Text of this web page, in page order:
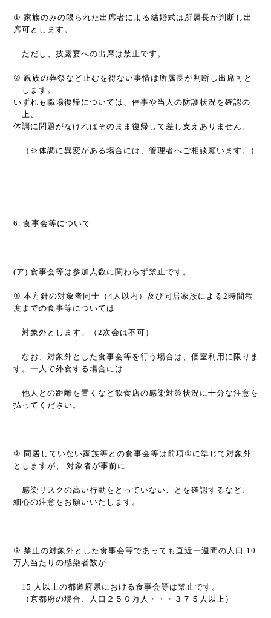
① 家族のみの限られた出席者による結婚式は所属⻑が判断し出
席可とします。
ただし、披露宴への出席は禁止です。
② 親族の葬祭など止むを得ない事情は所属⻑が判断し出席可と
します。
いずれも職場復帰については、催事や当人の防護状況を確認の
上、
体調に問題がなければそのまま復帰して差し支えありません。
（※体調に異変がある場合には、管理者へご相談願います。）
6. 食事会等について
(ア) 食事会等は参加人数に関わらず禁止です。
① 本方針の対象者同士（ 4 人以内）及び同居家族による2時間程
度までの食事等については
対象外とします。（ 2次会は不可）
なお、対象外とした食事会等を行う場合は、個室利用に限りま
す。一人で外食する場合には
他人との距離を置くなど飲食店の感染対策状況に十分な注意を
払ってください。
② 同居していない家族等との食事会等は前項① に準じて対象外
としますが、 対象者が事前に
感染リスクの高い行動をとっていないことを確認するなど、
細心の注意をお願いいたします。
③ 禁止の対象外とした食事会等であっても直近一週間の人口 10
万人当たりの感染者数が
15 人以上の都道府県における食事会等は禁止です。
（京都府の場合、人口２５０万人・・・３７５人以上）